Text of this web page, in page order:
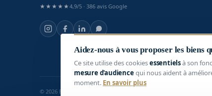
★★★★★4,9/5 · 386 avis Google
© 2026 EG Agency · Tous droits réservés
Aidez-nous à vous proposer les biens
Ce site utilise des cookiesessentielsà son
mesure d'audience qui nous aident à
moment. En savoir plus